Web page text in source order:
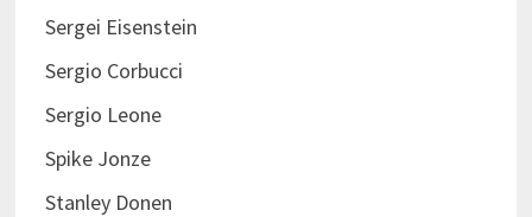
Sergei Eisenstein
Sergio Corbucci
Sergio Leone
Spike Jonze
Stanley Donen